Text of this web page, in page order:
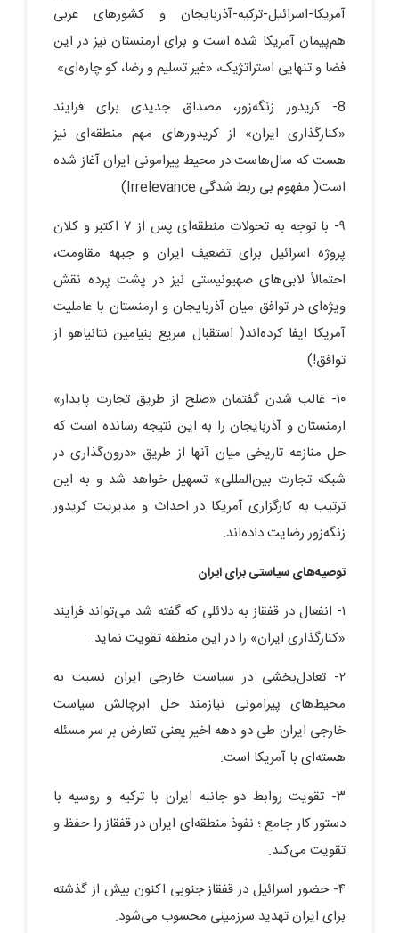
آمریکا-اسرائیل-ترکیه-آذربایجان و کشورهای عربی
هم‌پیمان آمریکا شده است و برای ارمنستان نیز در این
فضا و تنهایی استراتژیک، «غیر تسلیم و رضا، کو چاره‌ای»
8- کریدور زنگه‌زور، مصداق جدیدی برای فرایند
«کنارگذاری ایران» از کریدورهای مهم منطقه‌ای نیز
هست که سال‌هاست در محیط پیرامونی ایران آغاز شده
است( مفهوم بی ربط شدگی Irrelevance)
۹- با توجه به تحولات منطقه‌ای پس از ۷ اکتبر و کلان
پروژه اسرائیل برای تضعیف ایران و جبهه مقاومت،
احتمالأ لابی‌های صهیونیستی نیز در پشت پرده نقش
ویژه‌ای در توافق میان آذربایجان و ارمنستان با عاملیت
آمریکا ایفا کرده‌اند( استقبال سریع بنیامین نتانیاهو از
توافق!)
۱۰- غالب شدن گفتمان «صلح از طریق تجارت پایدار»
ارمنستان و آذربایجان را به این نتیجه رسانده است که
حل منازعه تاریخی میان آنها از طریق «درون‌گذاری در
شبکه تجارت بین‌المللی» تسهیل خواهد شد و به این
ترتیب به کارگزاری آمریکا در احداث و مدیریت کریدور
زنگه‌زور رضایت داده‌اند.
توصیه‌های سیاستی برای ایران
۱- انفعال در قفقاز به دلائلی که گفته شد می‌تواند فرایند
«کنارگذاری ایران» را در این منطقه تقویت نماید.
۲- تعادل‌بخشی در سیاست خارجی ایران نسبت به
محیط‌های پیرامونی نیازمند حل ابرچالش سیاست
خارجی ایران طی دو دهه اخیر یعنی تعارض بر سر مسئله
هسته‌ای با آمریکا است.
۳- تقویت روابط دو جانبه ایران با ترکیه و روسیه با
دستور کار جامع ؛ نفوذ منطقه‌ای ایران در قفقاز را حفظ و
تقویت می‌کند.
۴- حضور اسرائیل در قفقاز جنوبی اکنون بیش از گذشته
برای ایران تهدید سرزمینی محسوب می‌شود.